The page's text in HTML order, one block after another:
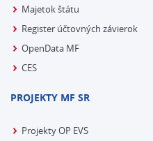
Majetok štátu
Register účtovných závierok
OpenData MF
CES
PROJEKTY MF SR
Projekty OP EVS